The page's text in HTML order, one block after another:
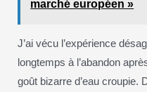
marché européen »
J’ai vécu l’expérience
longtemps à l’abandon
goût bizarre d’eau croupie.